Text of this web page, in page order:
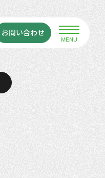
お問い合わせ
MENU